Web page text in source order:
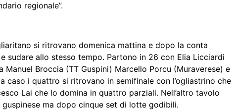
regionale”.
si ritrovano domenica mattina e dopo la conta
sudare allo stesso tempo. Partono in 26 con Elia Licciardi
Manuel Broccia (TT Guspini) Marcello Porcu (Muraverese) e
caso i quattro si ritrovano in semifinale con l’ogliastrino che
Lai che lo domina in quattro parziali. Nell’altro tavolo
ma dopo cinque set di lotte godibili.